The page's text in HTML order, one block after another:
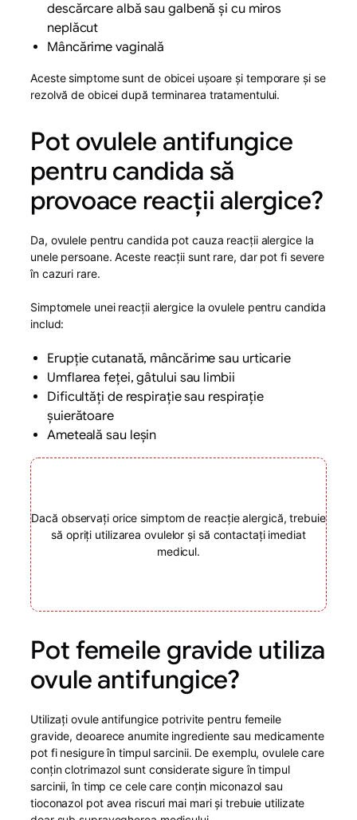
descărcare albă sau galbenă și cu miros
neplăcut
Mâncărime vaginală
Aceste simptome sunt de obicei ușoare și temporare și se
rezolvă de obicei după terminarea tratamentului.
Pot ovulele antifungice
pentru candida să
provoace reacții alergice?
Da, ovulele pentru candida pot cauza reacții alergice la
unele persoane. Aceste reacții sunt rare, dar pot fi severe
în cazuri rare.
Simptomele unei reacții alergice la ovulele pentru candida
includ:
Erupție cutanată, mâncărime sau urticarie
Umflarea feței, gâtului sau limbii
Dificultăți de respirație sau respirație
șuierătoare
Ameteală sau leșin
Dacă observați orice simptom de reacție alergică, trebuie
să opriți utilizarea ovulelor și să contactați imediat
medicul.
Pot femeile gravide utiliza
ovule antifungice?
Utilizați ovule antifungice potrivite pentru femeile
gravide, deoarece anumite ingrediente sau medicamente
pot fi nesigure în timpul sarcinii. De exemplu, ovulele care
conțin clotrimazol sunt considerate sigure în timpul
sarcinii, în timp ce cele care conțin miconazol sau
tioconazol pot avea riscuri mai mari și trebuie utilizate